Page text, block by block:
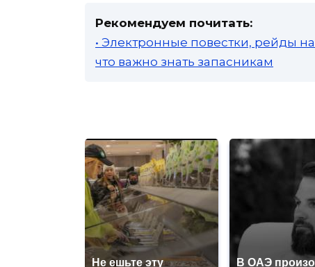
Рекомендуем почитать:
• Электронные повестки, рейды
что важно знать запасникам
Не ешьте эту
В ОАЭ